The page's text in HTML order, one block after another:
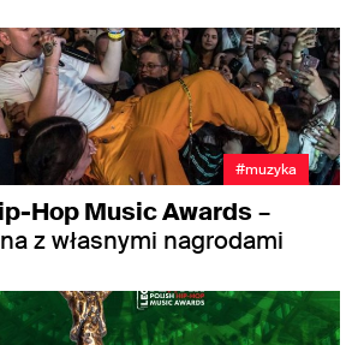
#muzyka
Hop Music Awards –
z własnymi nagrodami